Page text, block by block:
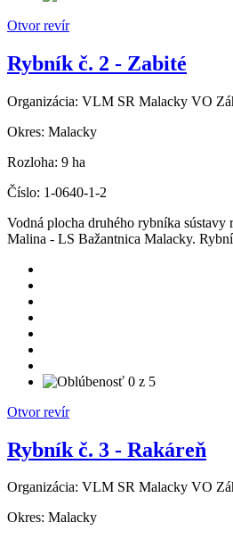
Otvor revír
Rybník č. 2 - Zabité
Organizácia: VLM SR Malacky VO
Okres: Malacky
Rozloha: 9 ha
Číslo: 1-0640-1-2
Vodná plocha druhého rybníka
Malina - LS Bažantnica Malacky.
Otvor revír
Rybník č. 3 - Rakáreň
Organizácia: VLM SR Malacky VO
Okres: Malacky